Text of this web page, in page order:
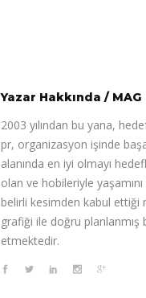
Yazar Hakkında / MAG
2003 yılından bu yana,
pr, organizasyon işinde
alanında en iyi olmayı
olan ve hobileriyle
belirli kesimden kabul ettiği
grafiği ile doğru
etmektedir.